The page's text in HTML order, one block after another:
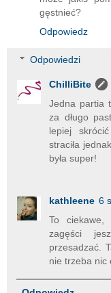
gęstnieć?
Odpowiedz
Odpowiedzi
ChilliBite
Jedna partia
za długo
lepiej
straciła
była super!
kathleene 6
To ciekawe,
zagęści
przesadzać.
nie trzeba nic